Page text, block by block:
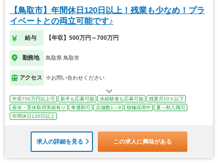
【鳥取市】年間休日120日以上！残業も少なめ！プラ
イベートとの両立可能です♪
給与 【年収】500万円～700万円
勤務地 鳥取県 鳥取市
アクセス ※お問い合わせください
年収700万円以上可 新卒も応募可能 未経験者も応募可能
残業月10ｈ以下
産休・育休取得実績有り
車通勤可 店舗数1～9 積極採用中
夏～秋入職可
年間休日120日以上
求人の詳細を見る この求人に興味がある